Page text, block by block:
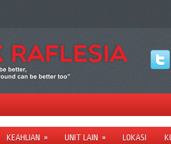
KEAHLIAN » UNIT LAIN » LOKASI